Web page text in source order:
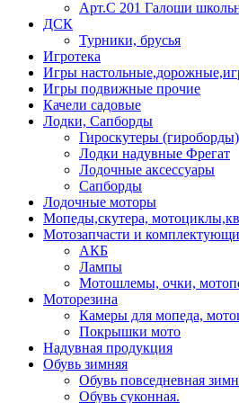
Арт.С 201 Галоши
ДСК
Турники, брусья
Игротека
Игры
Игры подвижные прочие
Качели садовые
Лодки, Сапборды
Гироскутеры (гироборды)
Лодки надувные Фрегат
Лодочные аксессуары
Сапборды
Лодочные моторы
Мопеды,скутера,
Мотозапчасти и
АКБ
Лампы
Мотошлемы, очки,
Моторезина
Камеры для мопеда,
Покрышки мото
Надувная продукция
Обувь зимняя
Обувь повседневная
Обувь суконная.